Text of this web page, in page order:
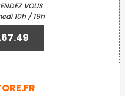
VOUS
10h / 19h